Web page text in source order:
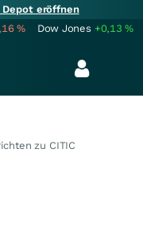
eröffnen
% Dow Jones +0,13%
zu CITIC